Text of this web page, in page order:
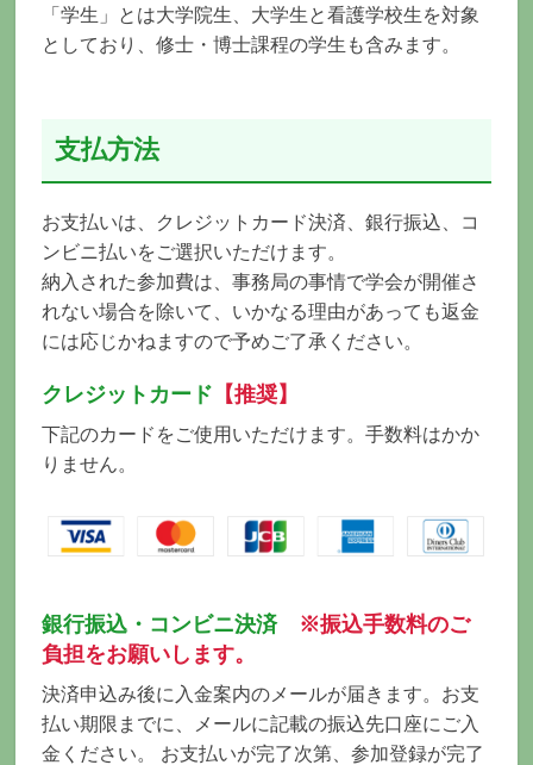
「学生」とは大学院生、大学生と看護学校生を対象
としており、修士・博士課程の学生も含みます。
支払方法
お支払いは、クレジットカード決済、銀行振込、コ
ンビニ払いをご選択いただけます。
納入された参加費は、事務局の事情で学会が開催さ
れない場合を除いて、いかなる理由があっても返金
には応じかねますので予めご了承ください。
クレジットカード 【推奨】
下記のカードをご使用いただけます。手数料はかか
りません。
銀行振込・コンビニ決済 ※振込手数料のご
負担をお願いします。
決済申込み後に入金案内のメールが届きます。お支
払い期限までに、メールに記載の振込先口座にご入
金ください。 お支払いが完了次第、参加登録が完了